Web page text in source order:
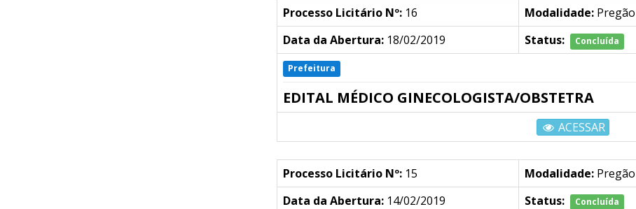
Processo Licitário Nº:16 Modalidade:Pregão
Data da Abertura:18/02/2019 Status: Concluída
Prefeitura
EDITAL MÉDICO GINECOLOGISTA/OBSTETRA
ACESSAR
Processo Licitário Nº:15 Modalidade:Pregão
Data da Abertura:14/02/2019 Status: Concluída